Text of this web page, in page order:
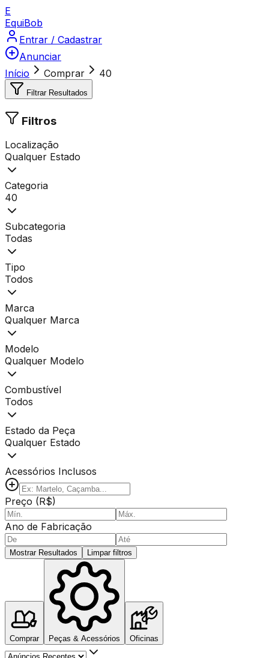
E
EquiBob
Entrar / Cadastrar
Anunciar
Início
Comprar 40
Filtrar Resultados
Filtros
Localização
Qualquer Estado
Categoria
40
Subcategoria
Todas
Tipo
Todos
Marca
Qualquer Marca
Modelo
Qualquer Modelo
Combustível
Todos
Estado da Peça
Qualquer Estado
Acessórios Inclusos
Preço (R$)
Ano de Fabricação
Mostrar Resultados Limpar filtros
Comprar Peças & Acessórios Oficinas